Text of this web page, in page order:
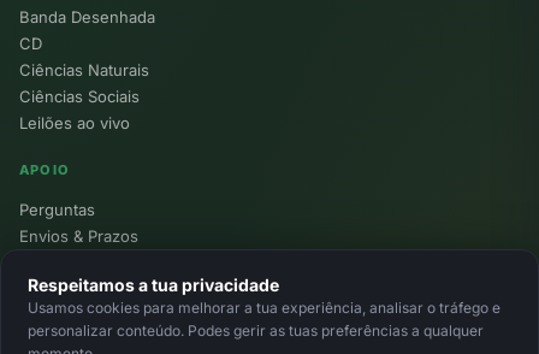
Banda Desenhada
CD
Ciências Naturais
Ciências Sociais
Leilões ao vivo
APOIO
Perguntas
Envios & Prazos
Devoluções
Minha Conta
Respeitamos a tua privacidade
Usamos cookies para melhorar a tua experiência, analisar o tráfego e
personalizar conteúdo. Podes gerir as tuas preferências a qualquer